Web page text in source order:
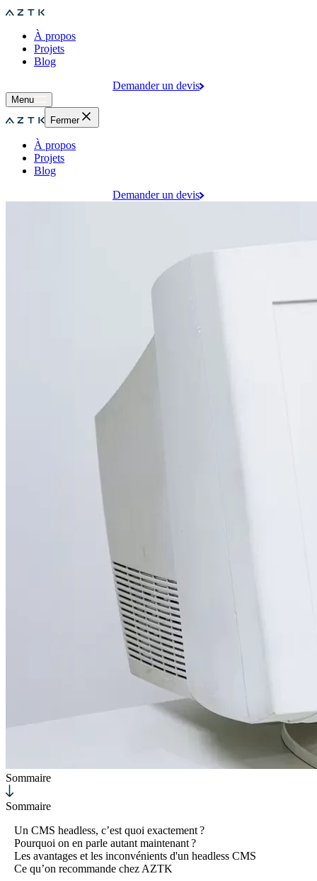
À propos
Projets
Blog
Demander un devis
Menu
Fermer
À propos
Projets
Blog
Demander un devis
Sommaire
Sommaire
Un CMS headless, c’est quoi exactement ?
Pourquoi on en parle autant maintenant ?
Les avantages et les inconvénients d'un headless CMS
Ce qu’on recommande chez AZTK